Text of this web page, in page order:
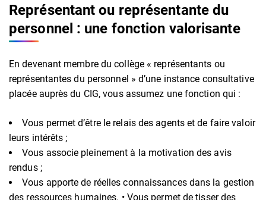
Représentant ou représentante du
personnel : une fonction valorisante
En devenant membre du collège « représentants ou
représentantes du personnel » d’une instance consultative
placée auprès du CIG, vous assumez une fonction qui :
Vous permet d’être le relais des agents et de faire valoir
leurs intérêts ;
Vous associe pleinement à la motivation des avis
rendus ;
Vous apporte de réelles connaissances dans la gestion
des ressources humaines. • Vous permet de tisser des